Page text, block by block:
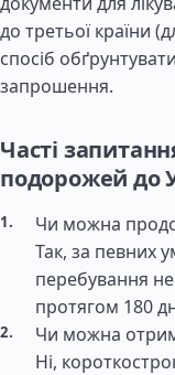
до третьої країни
спосіб
запрошення.
Часті
подорожей до
Чи можна
Так, за певних
перебування
протягом 180
Чи можна
Ні,